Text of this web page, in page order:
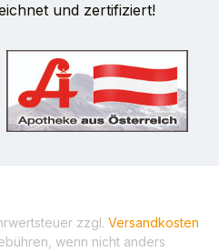
und zertifiziert!
zzgl. Versandkosten
wenn nicht anders